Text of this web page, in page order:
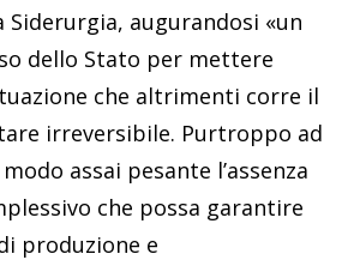
Siderurgia, augurandosi «un
dello Stato per mettere
che altrimenti corre il
irreversibile. Purtroppo ad
assai pesante l’assenza
che possa garantire
produzione e